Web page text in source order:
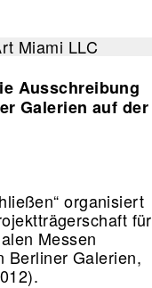
Ausschreibung
Galerien auf der
organisiert
für
Messen
Berliner Galerien,